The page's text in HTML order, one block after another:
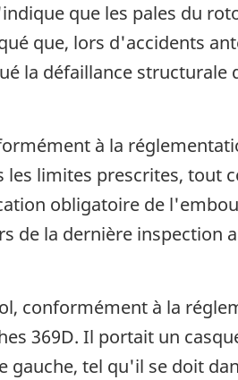
que les pales du
que, lors d'accidents
la défaillance structurale
à la
les limites prescrites, tout
obligatoire de
de la dernière inspection
conformément à la
369D. Il portait un
tel qu'il se doit